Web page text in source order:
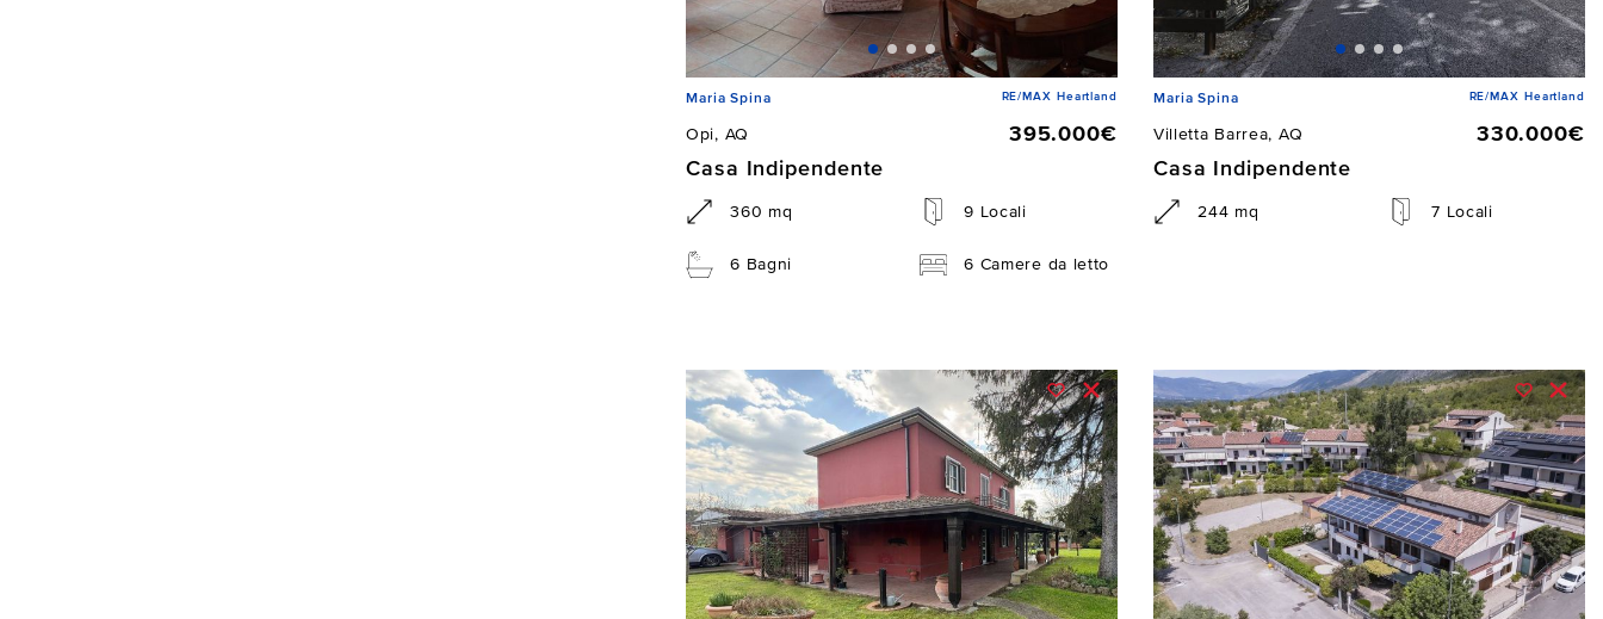
Maria Spina RE/MAX Heartland
Opi, AQ
395.000€
Casa Indipendente
360 mq 9 Locali
6 Bagni 6 Camere da letto
Maria Spina RE/MAX Heartland
Villetta Barrea, AQ
330.000€
Casa Indipendente
244 mq 7 Locali